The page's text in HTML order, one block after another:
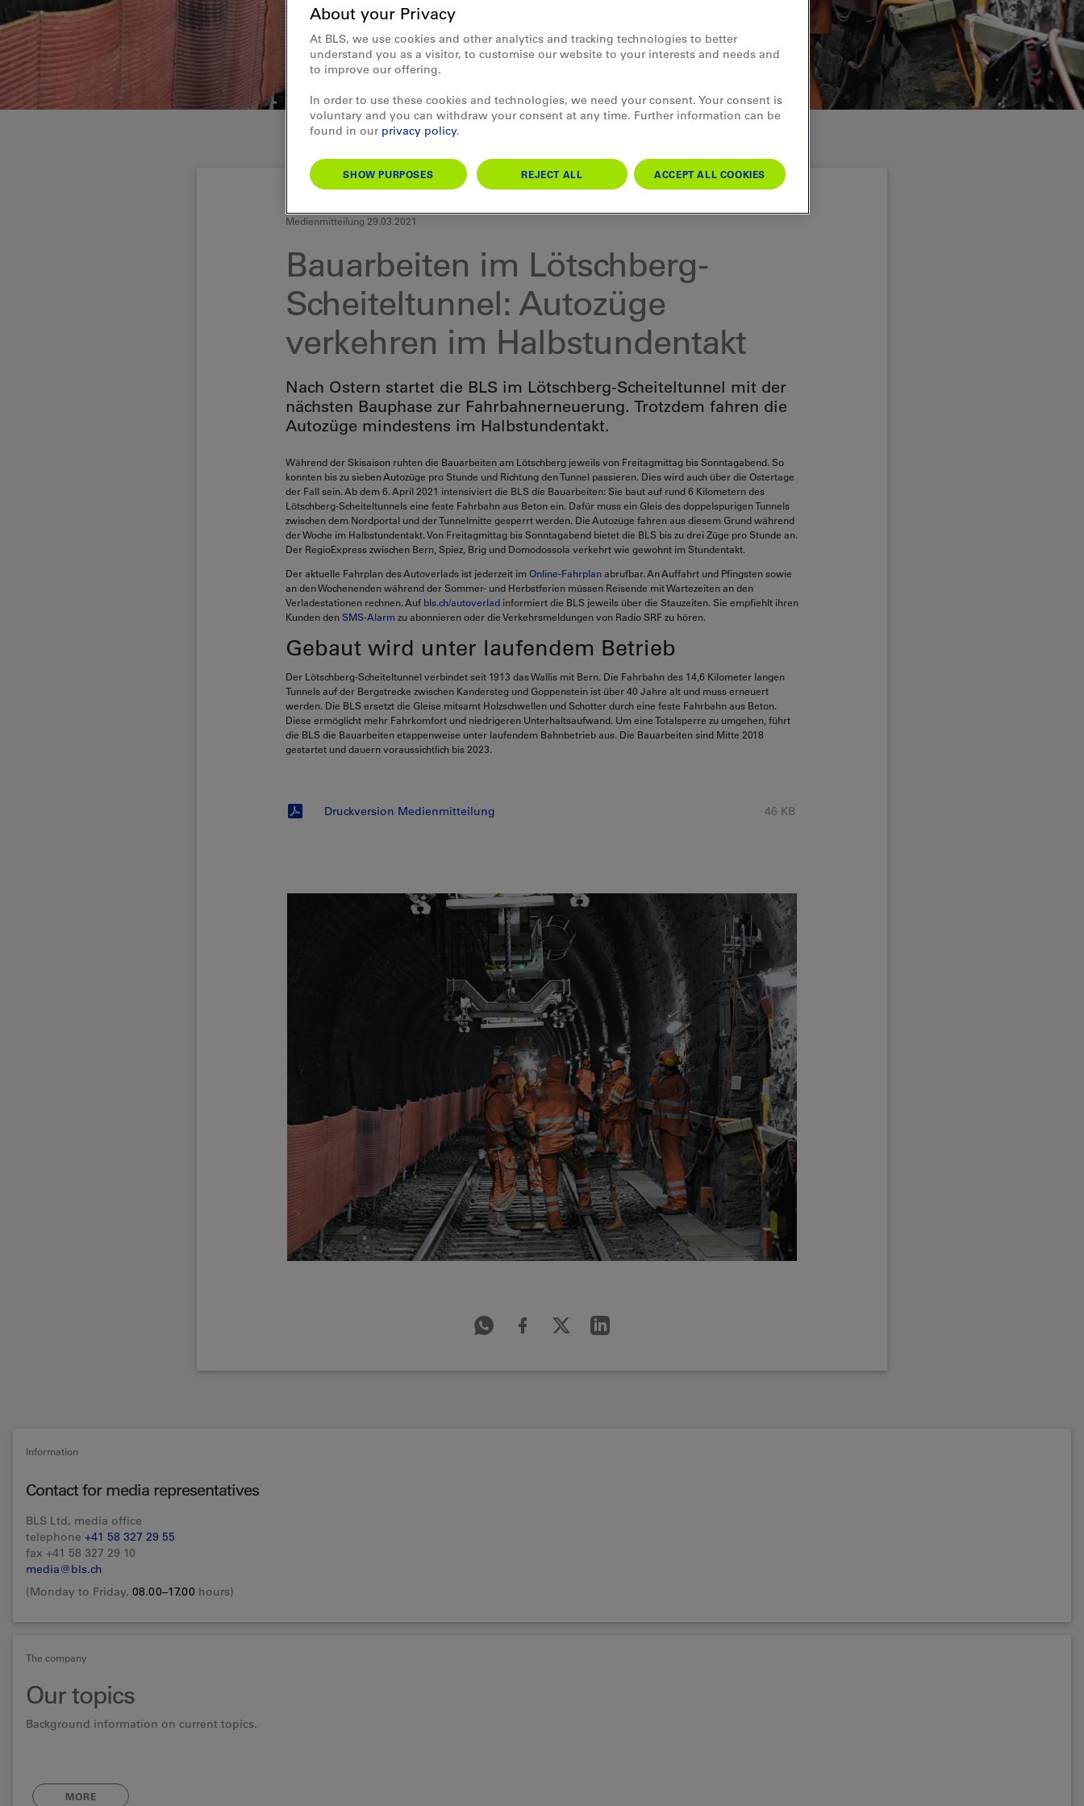
Medienmitteilung 29.03.2021
Bauarbeiten im Lötschberg-
Scheiteltunnel: Autozüge
verkehren im Halbstundentakt
Nach Ostern startet die BLS im Lötschberg-Scheiteltunnel mit der
nächsten Bauphase zur Fahrbahnerneuerung. Trotzdem fahren die
Autozüge mindestens im Halbstundentakt.
Während der Skisaison ruhten die Bauarbeiten am Lötschberg jeweils von Freitagmittag bis Sonntagabend. So
konnten bis zu sieben Autozüge pro Stunde und Richtung den Tunnel passieren. Dies wird auch über die Ostertage
der Fall sein. Ab dem 6. April 2021 intensiviert die BLS die Bauarbeiten: Sie baut auf rund 6 Kilometern des
Lötschberg-Scheiteltunnels eine feste Fahrbahn aus Beton ein. Dafür muss ein Gleis des doppelspurigen Tunnels
zwischen dem Nordportal und der Tunnelmitte gesperrt werden. Die Autozüge fahren aus diesem Grund während
der Woche im Halbstundentakt. Von Freitagmittag bis Sonntagabend bietet die BLS bis zu drei Züge pro Stunde an.
Der RegioExpress zwischen Bern, Spiez, Brig und Domodossola verkehrt wie gewohnt im Stundentakt.
Der aktuelle Fahrplan des Autoverlads ist jederzeit imOnline-Fahrplanabrufbar. An Auffahrt und Pfingsten sowie
an den Wochenenden während der Sommer- und Herbstferien müssen Reisende mit Wartezeiten an den
Verladestationen rechnen. Auf bls.ch/autoverlad informiert die BLS jeweils über die Stauzeiten. Sie empfiehlt ihren
Kunden denSMS-Alarmzu abonnieren oder die Verkehrsmeldungen von Radio SRF zu hören.
Gebaut wird unter laufendem Betrieb
Der Lötschberg-Scheiteltunnel verbindet seit 1913 das Wallis mit Bern. Die Fahrbahn des 14,6 Kilometer langen
Tunnels auf der Bergstrecke zwischen Kandersteg und Goppenstein ist über 40 Jahre alt und muss erneuert
werden. Die BLS ersetzt die Gleise mitsamt Holzschwellen und Schotter durch eine feste Fahrbahn aus Beton.
Diese ermöglicht mehr Fahrkomfort und niedrigeren Unterhaltsaufwand. Um eine Totalsperre zu umgehen, führt
die BLS die Bauarbeiten etappenweise unter laufendem Bahnbetrieb aus. Die Bauarbeiten sind Mitte 2018
gestartet und dauern voraussichtlich bis 2023.
46 KB
Druckversion Medienmitteilung
Information
Contact for media representatives
BLS Ltd, media office
telephone +41 58 327 29 55
fax +41 58 327 29 10
media@bls.ch
(Monday to Friday, 08.00–17.00 hours)
The company
Our topics
Background information on current topics.
MORE
About your Privacy
At BLS, we use cookies and other analytics and tracking technologies to better
understand you as a visitor, to customise our website to your interests and needs and
to improve our offering.
In order to use these cookies and technologies, we need your consent. Your consent is
voluntary and you can withdraw your consent at any time. Further information can be
found in our privacy policy.
SHOW PURPOSES REJECT ALL ACCEPT ALL COOKIES